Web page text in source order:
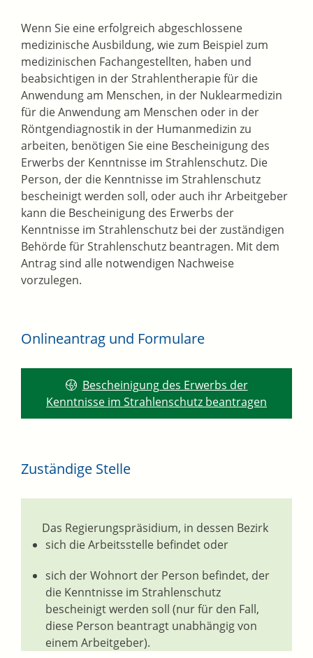
Wenn Sie eine erfolgreich abgeschlossene
medizinische Ausbildung, wie zum Beispiel zum
medizinischen Fachangestellten, haben und
beabsichtigen in der Strahlentherapie für die
Anwendung am Menschen, in der Nuklearmedizin
für die Anwendung am Menschen oder in der
Röntgendiagnostik in der Humanmedizin zu
arbeiten, benötigen Sie eine Bescheinigung des
Erwerbs der Kenntnisse im Strahlenschutz. Die
Person, der die Kenntnisse im Strahlenschutz
bescheinigt werden soll, oder auch ihr Arbeitgeber
kann die Bescheinigung des Erwerbs der
Kenntnisse im Strahlenschutz bei der zuständigen
Behörde für Strahlenschutz beantragen. Mit dem
Antrag sind alle notwendigen Nachweise
vorzulegen.
Onlineantrag und Formulare
Bescheinigung des Erwerbs der
Kenntnisse im Strahlenschutz beantragen
Zuständige Stelle
Das Regierungspräsidium, in dessen Bezirk
sich die Arbeitsstelle befindet oder
sich der Wohnort der Person befindet, der
die Kenntnisse im Strahlenschutz
bescheinigt werden soll (nur für den Fall,
diese Person beantragt unabhängig von
einem Arbeitgeber).